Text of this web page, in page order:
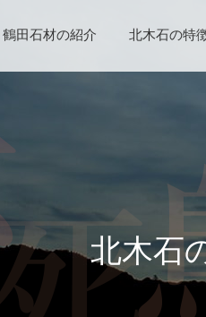
鶴田石材の紹介 北木石の特
北木石